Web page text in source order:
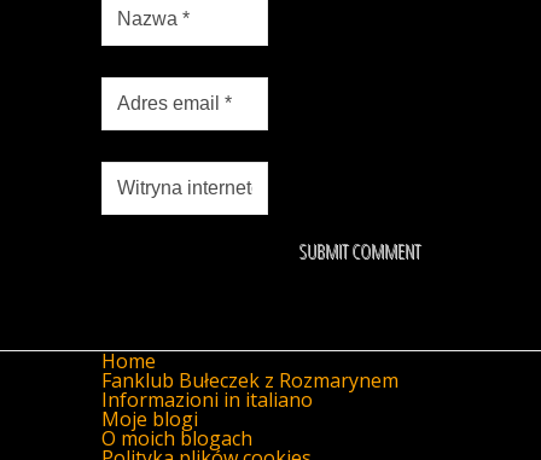
Home
Fanklub Bułeczek z Rozmarynem
Informazioni in italiano
Moje blogi
O moich blogach